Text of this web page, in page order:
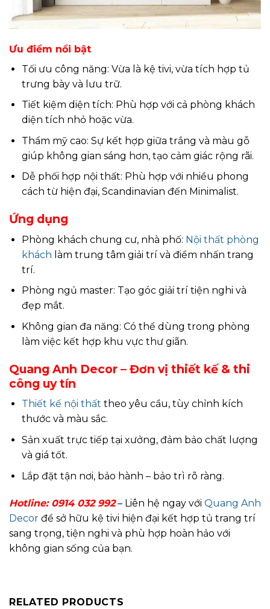
Ưu điểm nổi bật
Tối ưu công năng: Vừa là kệ tivi, vừa tích hợp tủ
trưng bày và lưu trữ.
Tiết kiệm diện tích: Phù hợp với cả phòng khách
diện tích nhỏ hoặc vừa.
Thẩm mỹ cao: Sự kết hợp giữa trắng và màu gỗ
giúp không gian sáng hơn, tạo cảm giác rộng rãi.
Dễ phối hợp nội thất: Phù hợp với nhiều phong
cách từ hiện đại, Scandinavian đến Minimalist.
Ứng dụng
Phòng khách chung cư, nhà phố: Nội thất phòng
khách làm trung tâm giải trí và điểm nhấn trang
trí.
Phòng ngủ master: Tạo góc giải trí tiện nghi và
đẹp mắt.
Không gian đa năng: Có thể dùng trong phòng
làm việc kết hợp khu vực thư giãn.
Quang Anh Decor – Đơn vị thiết kế & thi
công uy tín
Thiết kế nội thất theo yêu cầu, tùy chỉnh kích
thước và màu sắc.
Sản xuất trực tiếp tại xưởng, đảm bảo chất lượng
và giá tốt.
Lắp đặt tận nơi, bảo hành – bảo trì rõ ràng.
Hotline: 0914 032 992– Liên hệ ngay với Quang Anh
Decor để sở hữu kệ tivi hiện đại kết hợp tủ trang trí
sang trọng, tiện nghi và phù hợp hoàn hảo với
không gian sống của bạn.
RELATED PRODUCTS